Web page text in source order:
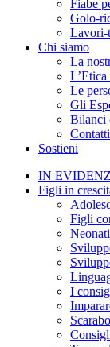
Fiabe
Golo-
Lavori-
Chi siamo
La
Le
Gli
Bilanci
Contatti
Sostieni
IN
Figli in
Figli
I